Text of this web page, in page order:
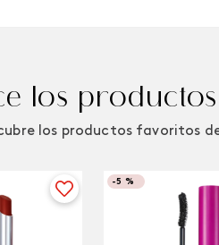
los productos
los productos favoritos
-5 %